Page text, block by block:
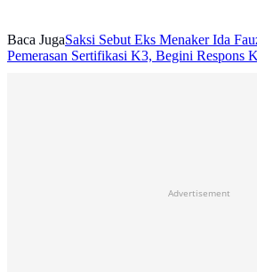
Baca JugaSaksi Sebut Eks Menaker Ida
Pemerasan Sertifikasi K3, Begini Respons
Advertisement